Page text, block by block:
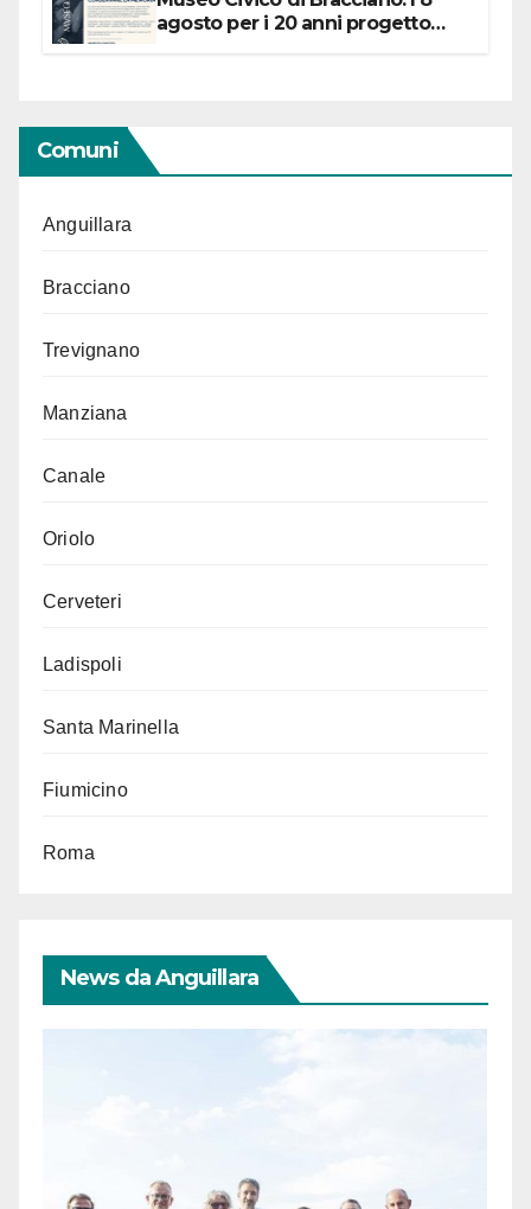
agosto per i 20 anni progetto
Comuni
Anguillara
Bracciano
Trevignano
Manziana
Canale
Oriolo
Cerveteri
Ladispoli
Santa Marinella
Fiumicino
Roma
News da Anguillara